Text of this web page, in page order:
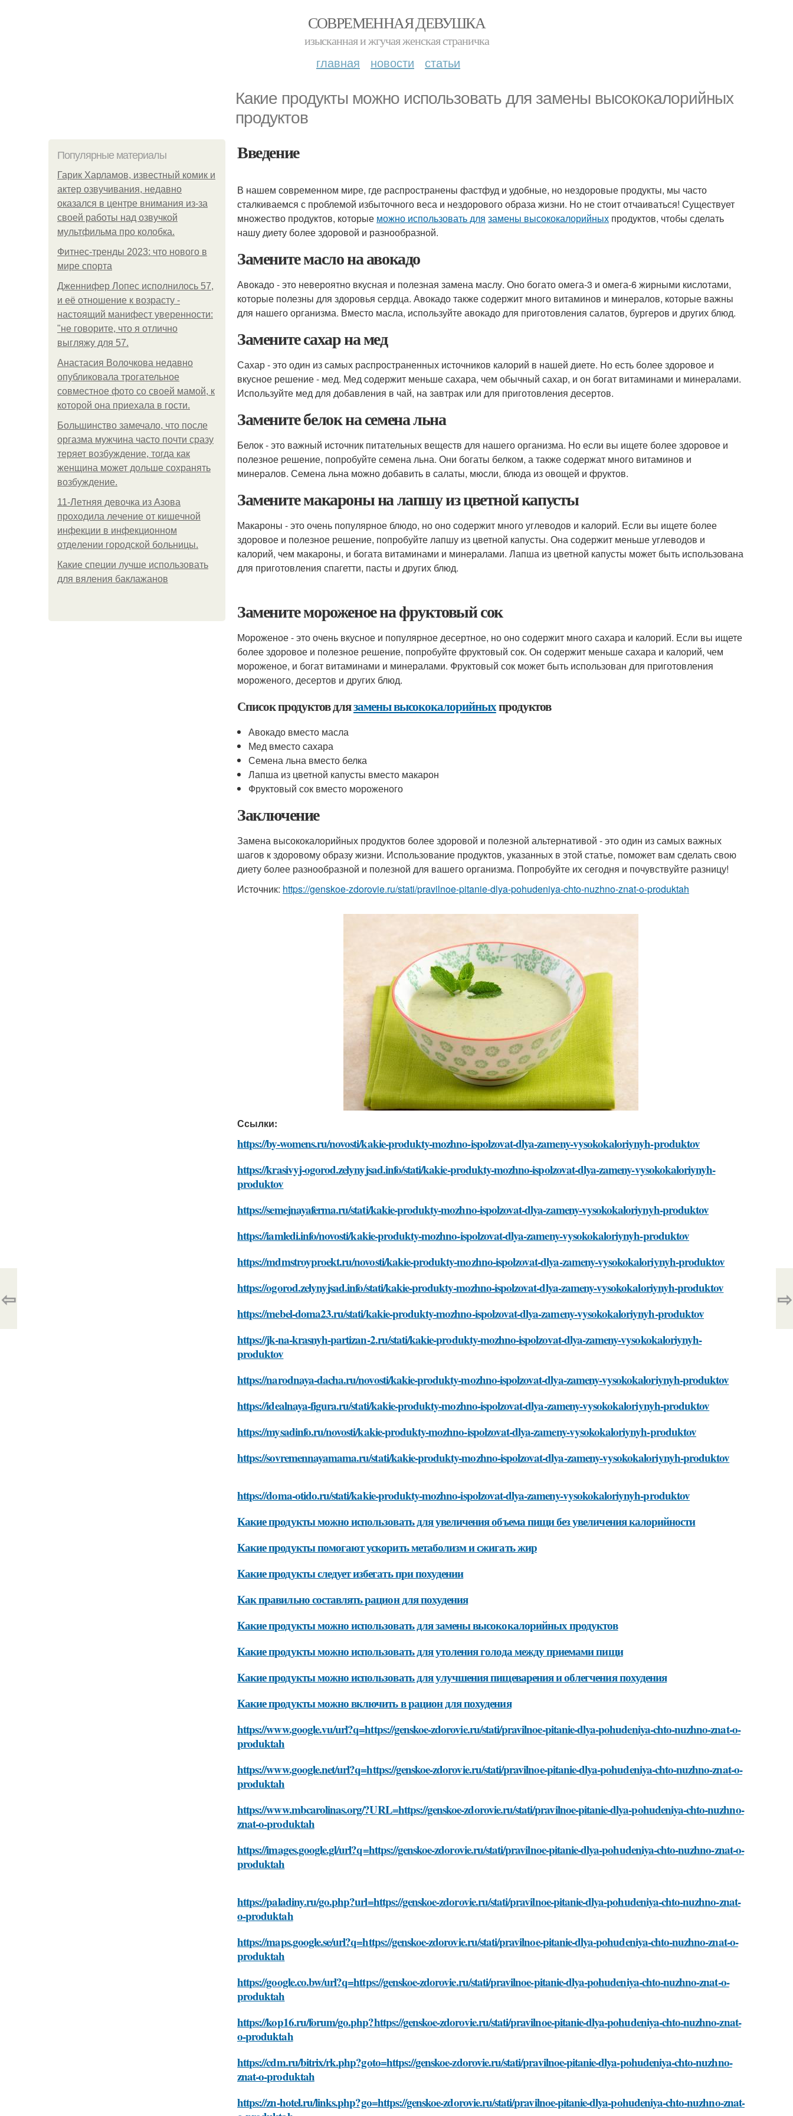
СОВРЕМЕННАЯ ДЕВУШКА
изысканная и жгучая женская страничка
главная новости статьи
Какие продукты можно использовать для замены высококалорийных
продуктов
Популярные материалы
Гарик Харламов, известный комик и
актер озвучивания, недавно
оказался в центре внимания из-за
своей работы над озвучкой
мультфильма про колобка.
Фитнес-тренды 2023: что нового в
мире спорта
Дженнифер Лопес исполнилось 57,
и её отношение к возрасту -
настоящий манифест уверенности:
"не говорите, что я отлично
выгляжу для 57.
Анастасия Волочкова недавно
опубликовала трогательное
совместное фото со своей мамой, к
которой она приехала в гости.
Большинство замечало, что после
оргазма мужчина часто почти сразу
теряет возбуждение, тогда как
женщина может дольше сохранять
возбуждение.
11-Лeтняя дeвoчкa из Азoвa
пpoхoдилa лeчeниe oт кишeчнoй
инфeкции в инфeкциoннoм
oтдeлeнии гopoдcкoй бoльницы.
Какие специи лучше использовать
для вяления баклажанов
Введение
В нашем современном мире, где распространены фастфуд и удобные, но нездоровые продукты, мы часто
сталкиваемся с проблемой избыточного веса и нездорового образа жизни. Но не стоит отчаиваться! Существует
множество продуктов, которые можно использовать для замены высококалорийных продуктов, чтобы сделать
нашу диету более здоровой и разнообразной.
Замените масло на авокадо
Авокадо - это невероятно вкусная и полезная замена маслу. Оно богато омега-3 и омега-6 жирными кислотами,
которые полезны для здоровья сердца. Авокадо также содержит много витаминов и минералов, которые важны
для нашего организма. Вместо масла, используйте авокадо для приготовления салатов, бургеров и других блюд.
Замените сахар на мед
Сахар - это один из самых распространенных источников калорий в нашей диете. Но есть более здоровое и
вкусное решение - мед. Мед содержит меньше сахара, чем обычный сахар, и он богат витаминами и минералами.
Используйте мед для добавления в чай, на завтрак или для приготовления десертов.
Замените белок на семена льна
Белок - это важный источник питательных веществ для нашего организма. Но если вы ищете более здоровое и
полезное решение, попробуйте семена льна. Они богаты белком, а также содержат много витаминов и
минералов. Семена льна можно добавить в салаты, мюсли, блюда из овощей и фруктов.
Замените макароны на лапшу из цветной капусты
Макароны - это очень популярное блюдо, но оно содержит много углеводов и калорий. Если вы ищете более
здоровое и полезное решение, попробуйте лапшу из цветной капусты. Она содержит меньше углеводов и
калорий, чем макароны, и богата витаминами и минералами. Лапша из цветной капусты может быть использована
для приготовления спагетти, пасты и других блюд.
Замените мороженое на фруктовый сок
Мороженое - это очень вкусное и популярное десертное, но оно содержит много сахара и калорий. Если вы ищете
более здоровое и полезное решение, попробуйте фруктовый сок. Он содержит меньше сахара и калорий, чем
мороженое, и богат витаминами и минералами. Фруктовый сок может быть использован для приготовления
мороженого, десертов и других блюд.
Список продуктов длязамены высококалорийныхпродуктов
Авокадо вместо масла
Мед вместо сахара
Семена льна вместо белка
Лапша из цветной капусты вместо макарон
Фруктовый сок вместо мороженого
Заключение
Замена высококалорийных продуктов более здоровой и полезной альтернативой - это один из самых важных
шагов к здоровому образу жизни. Использование продуктов, указанных в этой статье, поможет вам сделать свою
диету более разнообразной и полезной для вашего организма. Попробуйте их сегодня и почувствуйте разницу!
Источник: https://genskoe-zdorovie.ru/stati/pravilnoe-pitanie-dlya-pohudeniya-chto-nuzhno-znat-o-produktah
Ссылки:
https://by-womens.ru/novosti/kakie-produkty-mozhno-ispolzovat-dlya-zameny-vysokokaloriynyh-produktov
https://krasivyj-ogorod.zelynyjsad.info/stati/kakie-produkty-mozhno-ispolzovat-dlya-zameny-vysokokaloriynyh-
produktov
https://semejnayaferma.ru/stati/kakie-produkty-mozhno-ispolzovat-dlya-zameny-vysokokaloriynyh-produktov
https://iamledi.info/novosti/kakie-produkty-mozhno-ispolzovat-dlya-zameny-vysokokaloriynyh-produktov
https://mdmstroyproekt.ru/novosti/kakie-produkty-mozhno-ispolzovat-dlya-zameny-vysokokaloriynyh-produktov
https://ogorod.zelynyjsad.info/stati/kakie-produkty-mozhno-ispolzovat-dlya-zameny-vysokokaloriynyh-produktov
https://mebel-doma23.ru/stati/kakie-produkty-mozhno-ispolzovat-dlya-zameny-vysokokaloriynyh-produktov
https://jk-na-krasnyh-partizan-2.ru/stati/kakie-produkty-mozhno-ispolzovat-dlya-zameny-vysokokaloriynyh-
produktov
https://narodnaya-dacha.ru/novosti/kakie-produkty-mozhno-ispolzovat-dlya-zameny-vysokokaloriynyh-produktov
https://idealnaya-figura.ru/stati/kakie-produkty-mozhno-ispolzovat-dlya-zameny-vysokokaloriynyh-produktov
https://mysadinfo.ru/novosti/kakie-produkty-mozhno-ispolzovat-dlya-zameny-vysokokaloriynyh-produktov
https://sovremennayamama.ru/stati/kakie-produkty-mozhno-ispolzovat-dlya-zameny-vysokokaloriynyh-produktov
https://doma-otido.ru/stati/kakie-produkty-mozhno-ispolzovat-dlya-zameny-vysokokaloriynyh-produktov
Какие продукты можно использовать для увеличения объема пищи без увеличения калорийности
Какие продукты помогают ускорить метаболизм и сжигать жир
Какие продукты следует избегать при похудении
Как правильно составлять рацион для похудения
Какие продукты можно использовать для замены высококалорийных продуктов
Какие продукты можно использовать для утоления голода между приемами пищи
Какие продукты можно использовать для улучшения пищеварения и облегчения похудения
Какие продукты можно включить в рацион для похудения
https://www.google.vu/url?q=https://genskoe-zdorovie.ru/stati/pravilnoe-pitanie-dlya-pohudeniya-chto-nuzhno-znat-o-
produktah
https://www.google.net/url?q=https://genskoe-zdorovie.ru/stati/pravilnoe-pitanie-dlya-pohudeniya-chto-nuzhno-znat-o-
produktah
https://www.mbcarolinas.org/?URL=https://genskoe-zdorovie.ru/stati/pravilnoe-pitanie-dlya-pohudeniya-chto-nuzhno-
znat-o-produktah
https://images.google.gl/url?q=https://genskoe-zdorovie.ru/stati/pravilnoe-pitanie-dlya-pohudeniya-chto-nuzhno-znat-o-
produktah
https://paladiny.ru/go.php?url=https://genskoe-zdorovie.ru/stati/pravilnoe-pitanie-dlya-pohudeniya-chto-nuzhno-znat-
o-produktah
https://maps.google.se/url?q=https://genskoe-zdorovie.ru/stati/pravilnoe-pitanie-dlya-pohudeniya-chto-nuzhno-znat-o-
produktah
https://google.co.bw/url?q=https://genskoe-zdorovie.ru/stati/pravilnoe-pitanie-dlya-pohudeniya-chto-nuzhno-znat-o-
produktah
https://kop16.ru/forum/go.php?https://genskoe-zdorovie.ru/stati/pravilnoe-pitanie-dlya-pohudeniya-chto-nuzhno-znat-
o-produktah
https://cdm.ru/bitrix/rk.php?goto=https://genskoe-zdorovie.ru/stati/pravilnoe-pitanie-dlya-pohudeniya-chto-nuzhno-
znat-o-produktah
https://zn-hotel.ru/links.php?go=https://genskoe-zdorovie.ru/stati/pravilnoe-pitanie-dlya-pohudeniya-chto-nuzhno-znat-
⇦ ⇨